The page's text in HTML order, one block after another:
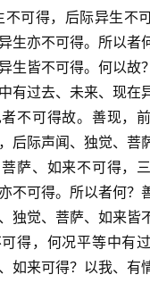
不可得，后际异生不
生亦不可得。所以者
生皆不可得。何以故
有过去、未来、现在
不可得故。善现，
后际声闻、独觉、菩
萨、如来不可得，
不可得。所以者何？
独觉、菩萨、如来皆
得，何况平等中有
如来可得？以我、有